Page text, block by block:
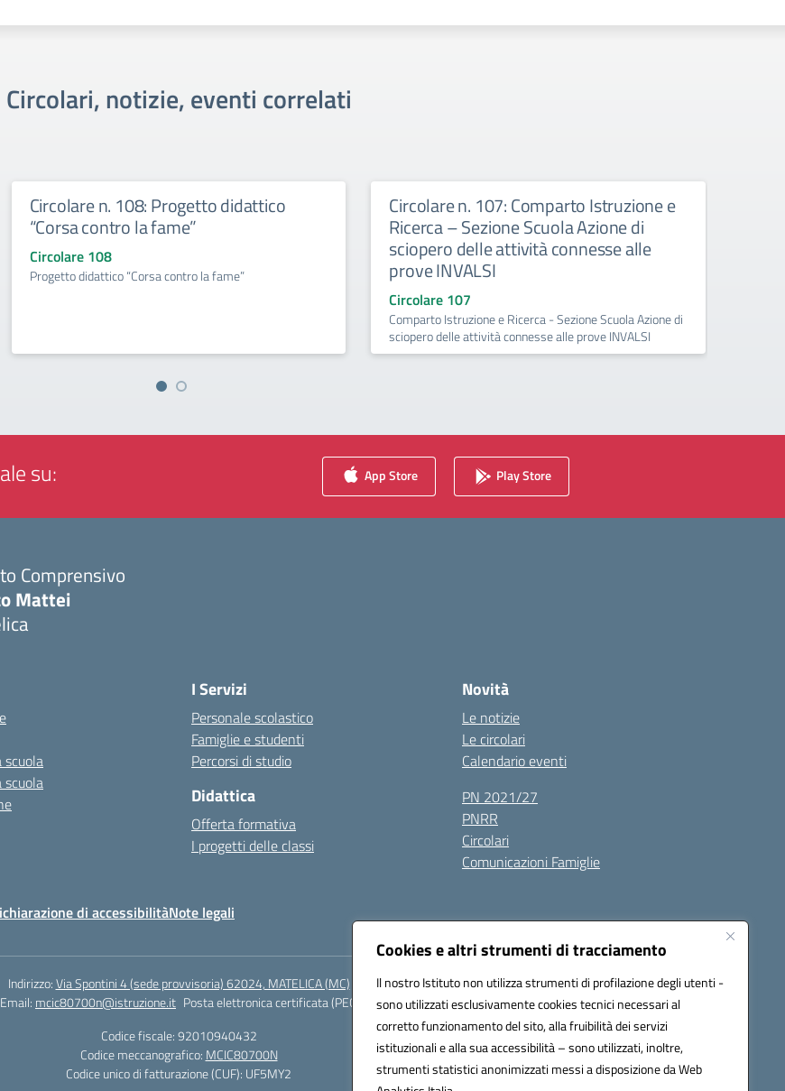
Cookies e altri strumenti di tracciamento
Il nostro Istituto non utilizza strumenti di profilazione degli utenti -
sono utilizzati esclusivamente cookies tecnici necessari al
corretto funzionamento del sito, alla fruibilità dei servizi
istituzionali e alla sua accessibilità – sono utilizzati, inoltre,
strumenti statistici anonimizzati messi a disposizione da Web
Circolari, notizie, eventi correlati
Circolare n. 108: Progetto didattico
“Corsa contro la fame”
Circolare 108
Progetto didattico “Corsa contro la fame”
Circolare n. 107: Comparto Istruzione e
Ricerca – Sezione Scuola Azione di
sciopero delle attività connesse alle
prove INVALSI
Circolare 107
Comparto Istruzione e Ricerca - Sezione Scuola Azione di
sciopero delle attività connesse alle prove INVALSI
su: App Store Play Store
Comprensivo
Mattei
scuola
scuola
I Servizi
Personale scolastico
Famiglie e studenti
Percorsi di studio
Didattica
Offerta formativa
I progetti delle classi
Novità
Le notizie
Le circolari
Calendario eventi
PN 2021/27
PNRR
Circolari
Comunicazioni Famiglie
di accessibilitàNote legali
Indirizzo:Via Spontini 4 (sede provvisoria) 62024, MATELICA (MC)
Email: mcic80700n@istruzione.it Posta elettronica certificata (PEC):
mcic80700n@pec.istruzione.it
Codice fiscale: 92010940432
Codice meccanografico: MCIC80700N
Codice unico di fatturazione (CUF): UF5MY2